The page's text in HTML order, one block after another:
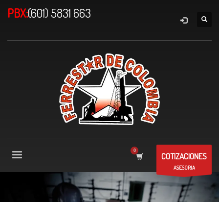
PBX:(601) 5831 663
COTIZACIONES
ASESORIA